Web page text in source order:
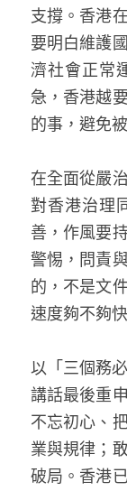
支撐。香港
要明白維護
濟社會正常
急，香港越
的事，避免
在全面從嚴
對香港治理
善，作風要
警惕，問責
的，不是文
速度夠不夠
以「三個務
講話最後重
不忘初心、
業與規律；
破局。香港